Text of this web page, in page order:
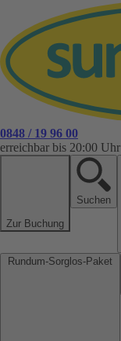
0848 / 19 96 00
erreichbar bis 20:00 Uhr
Zur Buchung
Suchen